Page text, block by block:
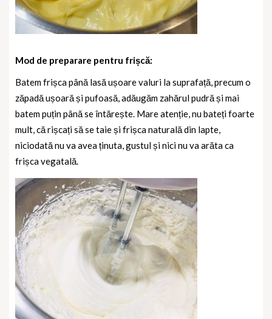
Mod de preparare pentru frișcă:
Batem frișca până lasă ușoare valuri la suprafață, precum o
zăpadă ușoară și pufoasă, adăugăm zahărul pudră și mai
batem puțin până se întărește. Mare atenție, nu bateți foarte
mult, că rișcați să se taie și frișca naturală din lapte,
niciodată nu va avea ținuta, gustul și nici nu va arăta ca
frișca vegatală.